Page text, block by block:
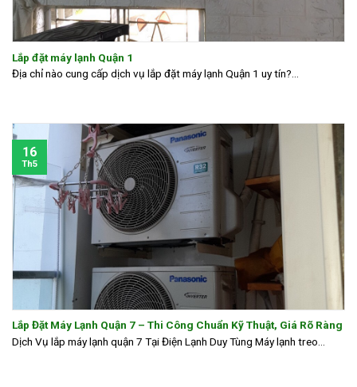
Lắp đặt máy lạnh Quận 1
Địa chỉ nào cung cấp dịch vụ lắp đặt máy lạnh Quận 1 uy tín?...
Lắp Đặt Máy Lạnh Quận 7 – Thi Công Chuẩn Kỹ Thuật, Giá Rõ Ràng
Dịch Vụ lắp máy lạnh quận 7 Tại Điện Lạnh Duy Tùng Máy lạnh treo...
16
Th5